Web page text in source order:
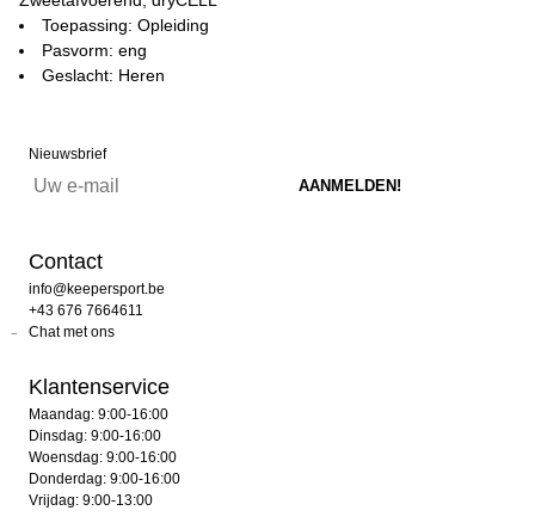
Toepassing: Opleiding
Pasvorm: eng
Geslacht: Heren
Nieuwsbrief
Contact
info@keepersport.be
+43 676 7664611
Chat met ons
Klantenservice
Maandag: 9:00-16:00
Dinsdag: 9:00-16:00
Woensdag: 9:00-16:00
Donderdag: 9:00-16:00
Vrijdag: 9:00-13:00